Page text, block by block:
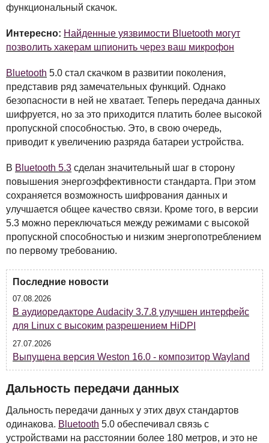
функциональный скачок.
Интересно: Найденные уязвимости Bluetooth могут
позволить хакерам шпионить через ваш микрофон
Bluetooth 5.0 стал скачком в развитии поколения,
представив ряд замечательных функций. Однако
безопасности в ней не хватает. Теперь передача данных
шифруется, но за это приходится платить более высокой
пропускной способностью. Это, в свою очередь,
приводит к увеличению разряда батареи устройства.
В Bluetooth 5.3 сделан значительный шаг в сторону
повышения энергоэффективности стандарта. При этом
сохраняется возможность шифрования данных и
улучшается общее качество связи. Кроме того, в версии
5.3 можно переключаться между режимами с высокой
пропускной способностью и низким энергопотреблением
по первому требованию.
Последние новости
07.08.2026
В аудиоредакторе Audacity 3.7.8 улучшен интерфейс
для Linux с высоким разрешением HiDPI
27.07.2026
Выпущена версия Weston 16.0 - композитор Wayland
Дальность передачи данных
Дальность передачи данных у этих двух стандартов
одинакова. Bluetooth 5.0 обеспечивал связь с
устройствами на расстоянии более 180 метров, и это не